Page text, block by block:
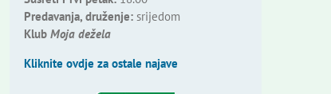
Predavanja, druženje:srijedom
Klub Moja dežela
Kliknite ovdje za ostale najave